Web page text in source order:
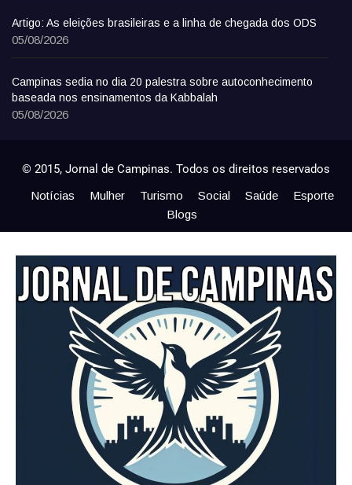
Artigo: As eleições brasileiras e a linha de chegada dos ODS
05/08/2026
Campinas sedia no dia 20 palestra sobre autoconhecimento
baseada nos ensinamentos da Kabbalah
05/08/2026
© 2015, Jornal de Campinas. Todos os direitos reservados
Notícias Mulher Turismo Social Saúde
Esporte
Blogs